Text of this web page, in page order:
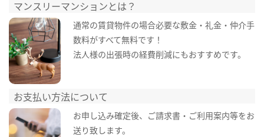
マンスリーマンションとは？
通常の賃貸物件の場合必要な敷金・礼金・仲介手
数料がすべて無料です！
法人様の出張時の経費削減にもおすすめです。
お支払い方法について
お申し込み確定後、ご請求書・ご利用案内等をお
送り致します。